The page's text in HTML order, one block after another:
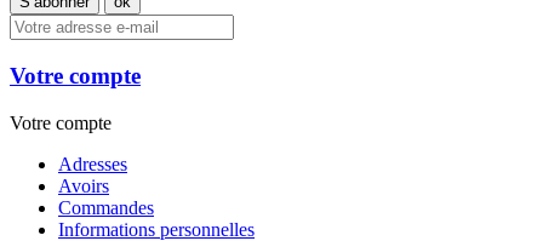
Votre compte
Votre compte
Adresses
Avoirs
Commandes
Informations personnelles